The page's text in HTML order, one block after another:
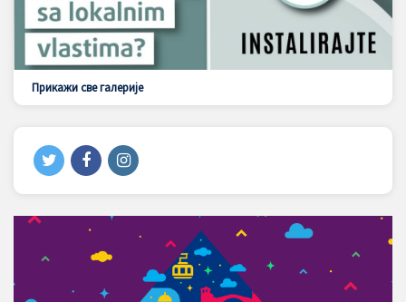
Прикажи све галерије